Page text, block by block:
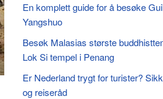
En komplett guide for å besøke
Yangshuo
Besøk Malasias største
Lok Si tempel i Penang
Er Nederland trygt for turister?
og reiseråd